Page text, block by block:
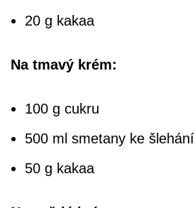
20 g kakaa
Na tmavý krém:
100 g cukru
500 ml smetany ke šlehání
50 g kakaa